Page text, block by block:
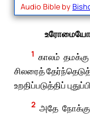
Audio Bible by
1 காலம்
சிலரைத்
உறதிப்படுத்திப்
2 அதே